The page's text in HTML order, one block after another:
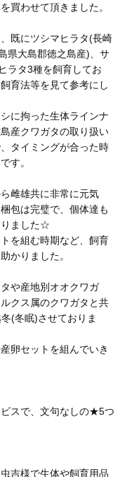
買わせて頂きました。
既にツシマヒラタ(長崎
県大島郡徳之島産)、サ
ラタ3種を飼育してお
育法等を見て参考にし
に拘った生体ラインナ
産クワガタの取り扱い
タイミングが合った時
す。
雌雄共に非常に元気
包は完璧で、個体達も
りました☆
を組む時期など、飼育
かりました。
や産地別オオクワガ
クス属のクワガタと共
(冬眠)させておりま
卵セットを組んでいき
スで、文句なしの★5つ
吉様で生体や飼育用品